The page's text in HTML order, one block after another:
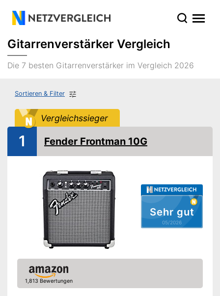
Gitarrenverstärker Vergleich
Die 7 besten Gitarrenverstärker im Vergleich 2026
Sortieren & Filter
Vergleichssieger
Sehr gut
05/2026
1 Fender Frontman 10G
1,813 Bewertungen